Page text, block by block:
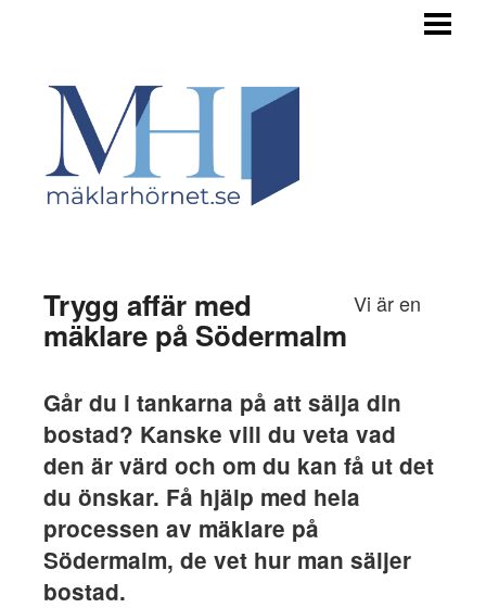
STEGET FÖRE
INFÖR FÖRSÄLJNING
OM BUDGIVNINGEN
Trygg affär med
mäklare på Södermalm
Går du i tankarna på att sälja din
bostad? Kanske vill du veta vad
den är värd och om du kan få ut det
du önskar. Få hjälp med hela
processen av mäklare på
Södermalm, de vet hur man säljer
bostad.
Vi är en